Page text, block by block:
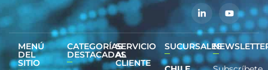
MENÚ
DEL
SITIO
CATEGORÍAS
DESTACADAS
SERVICIO
AL
CLIENTE
SUCURSALES